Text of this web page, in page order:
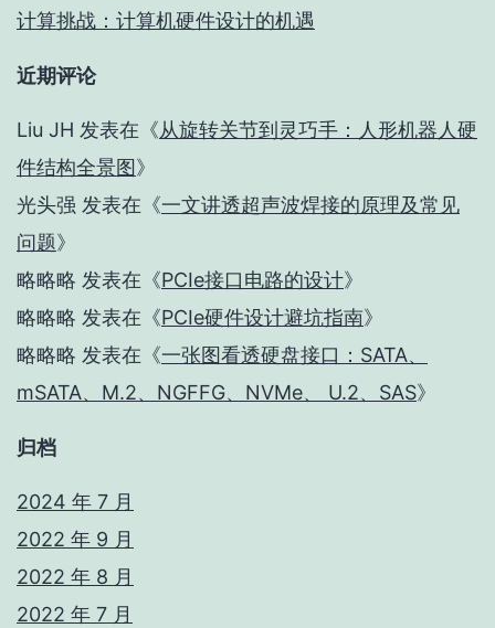
计算挑战：计算机硬件设计的机遇
近期评论
Liu JH 发表在《从旋转关节到灵巧手：人形机器人硬
件结构全景图》
光头强 发表在《一文讲透超声波焊接的原理及常见
问题》
略略略 发表在《PCIe接口电路的设计》
略略略 发表在《PCIe硬件设计避坑指南》
略略略 发表在《一张图看透硬盘接口：SATA、
mSATA、M.2、NGFFG、NVMe、 U.2、SAS》
归档
2024 年 7 月
2022 年 9 月
2022 年 8 月
2022 年 7 月